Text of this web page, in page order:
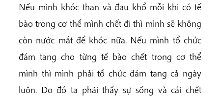
Nếu mình khóc than và đau khổ mỗi khi có tế
bào trong cơ thể mình chết đi thì mình sẽ không
còn nước mắt để khóc nữa. Nếu mình tổ chức
đám tang cho từng tế bào chết trong cơ thể
mình thì mình phải tổ chức đám tang cả ngày
luôn. Do đó ta phải thấy sự sống và cái chết